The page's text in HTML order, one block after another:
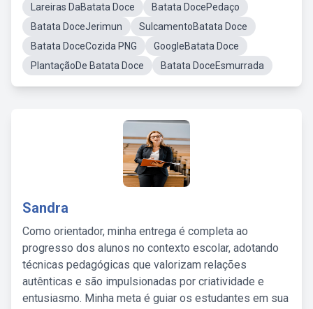
Lareiras DaBatata Doce
Batata DocePedaço
Batata DoceJerimun
SulcamentoBatata Doce
Batata DoceCozida PNG
GoogleBatata Doce
PlantaçãoDe Batata Doce
Batata DoceEsmurrada
Sandra
Como orientador, minha entrega é completa ao
progresso dos alunos no contexto escolar, adotando
técnicas pedagógicas que valorizam relações
autênticas e são impulsionadas por criatividade e
entusiasmo. Minha meta é guiar os estudantes em sua